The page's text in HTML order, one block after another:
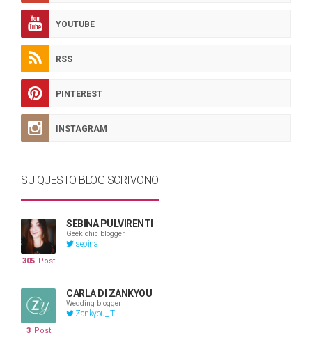
YOUTUBE
RSS
PINTEREST
INSTAGRAM
SU QUESTO BLOG SCRIVONO
SEBINA PULVIRENTI
Geek chic blogger
sebina
305 Post
CARLA DI ZANKYOU
Wedding blogger
Zankyou_IT
3 Post